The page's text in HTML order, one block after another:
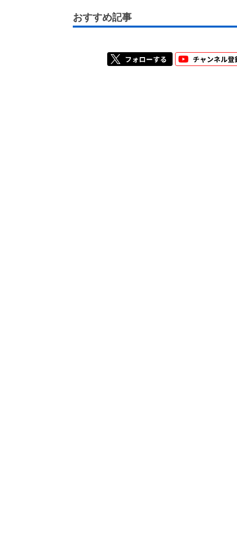
おすすめ記事